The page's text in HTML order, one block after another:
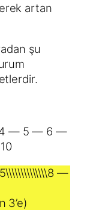
artan
şu
— 5 — 6 —
—
3’e)